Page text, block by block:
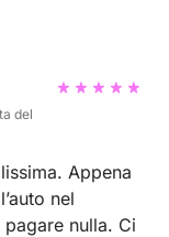
del
Appena
nel
nulla. Ci